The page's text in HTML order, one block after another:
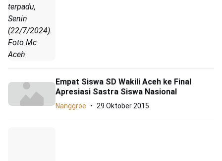
terpadu,
Senin
(22/7/2024).
Foto Mc
Aceh
Empat Siswa SD Wakili Aceh ke Final
Apresiasi Sastra Siswa Nasional
Nanggroe 29 Oktober 2015